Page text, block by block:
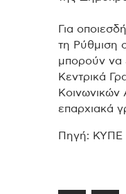
Για
τη Ρύθμιση
μπορούν να
Κεντρικά
Κοινωνικών
επαρχιακά
Πηγή: ΚΥΠΕ